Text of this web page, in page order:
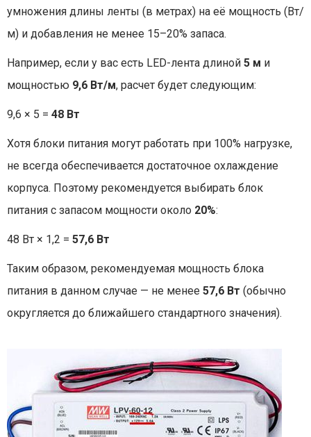
умножения длины ленты (в метрах) на её мощность (Вт/
м) и добавления не менее 15–20% запаса.
Например, если у вас есть LED-лента длиной 5 м и
мощностью 9,6 Вт/м, расчет будет следующим:
9,6 × 5 = 48 Вт
Хотя блоки питания могут работать при 100% нагрузке,
не всегда обеспечивается достаточное охлаждение
корпуса. Поэтому рекомендуется выбирать блок
питания с запасом мощности около 20%:
48 Вт × 1,2 = 57,6 Вт
Таким образом, рекомендуемая мощность блока
питания в данном случае — не менее 57,6 Вт (обычно
округляется до ближайшего стандартного значения).